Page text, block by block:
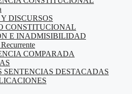
DISCURSOS
CONSTITUCIONAL
E INADMISIBILIDAD
COMPARADA
SENTENCIAS DESTACADAS